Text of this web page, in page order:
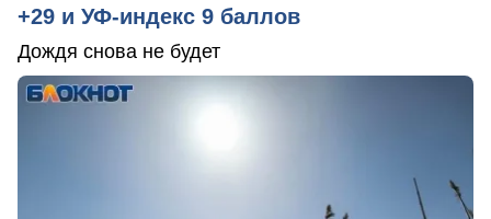
+29 и УФ-индекс 9 баллов
Дождя снова не будет